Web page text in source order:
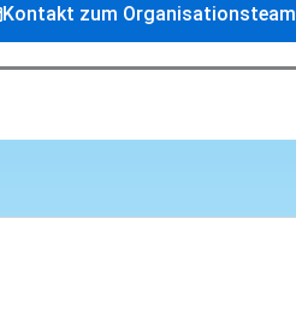
Kontakt zum Organisationsteam